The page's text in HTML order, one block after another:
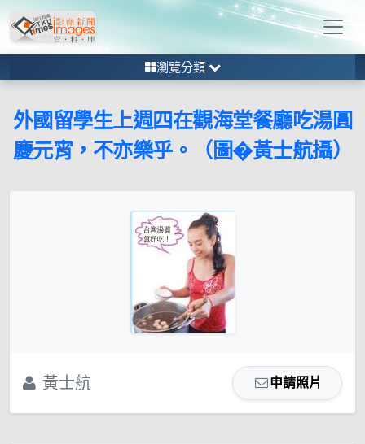
瀏覽分類
外國留學生上週四在觀海堂餐廳吃湯圓
慶元宵，不亦樂乎。（圖�黃士航攝）
黃士航 申請照片